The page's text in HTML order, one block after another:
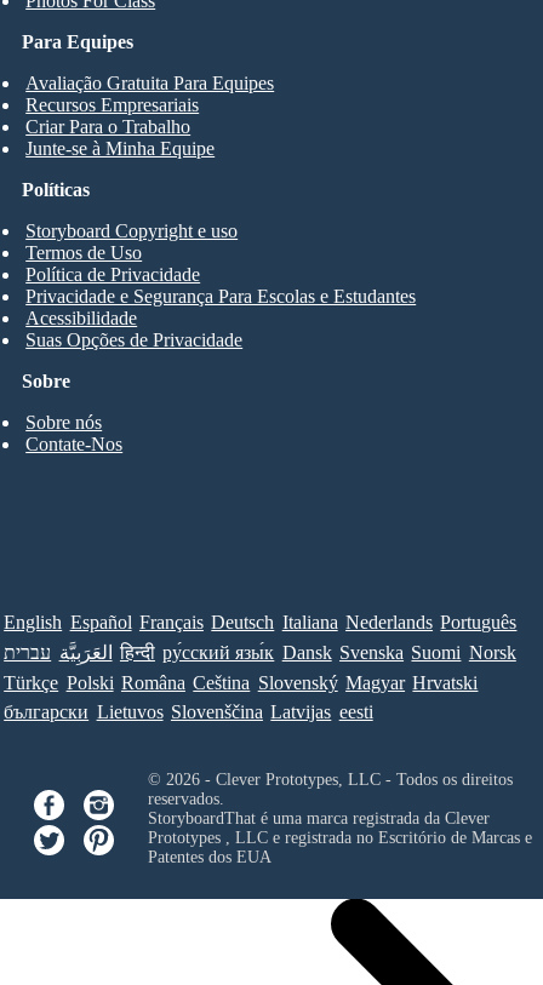
Para Equipes
Avaliação Gratuita Para Equipes
Recursos Empresariais
Criar Para o Trabalho
Junte-se à Minha Equipe
Sobre
Sobre nós
Contate-Nos
Políticas
Storyboard Copyright e uso
Termos de Uso
Política de Privacidade
Privacidade e Segurança Para Escolas e Estudantes
Acessibilidade
Suas Opções de Privacidade
English Español Français Deutsch Italiana Nederlands Português
עברית العَرَبِيَّة हिन्दी ру́сский язы́к Dansk Svenska Suomi Norsk
Türkçe Polski Româna Ceština Slovenský Magyar Hrvatski
български Lietuvos Slovenščina Latvijas eesti
© 2026 - Clever Prototypes, LLC - Todos os direitos
reservados.
StoryboardThat é uma marca registrada da Clever
Prototypes , LLCe registrada no Escritório de Marcas e
Patentes dos EUA